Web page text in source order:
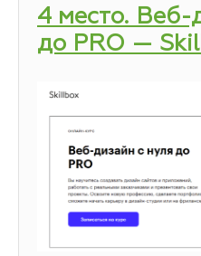
4 место. Веб-
до PRO —